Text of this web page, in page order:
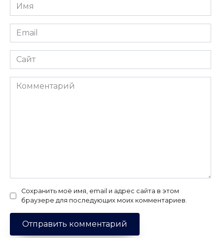
Имя
*
Email
*
Сайт
Комментарий
Сохранить моё имя, email и адрес сайта в этом
браузере для последующих моих комментариев.